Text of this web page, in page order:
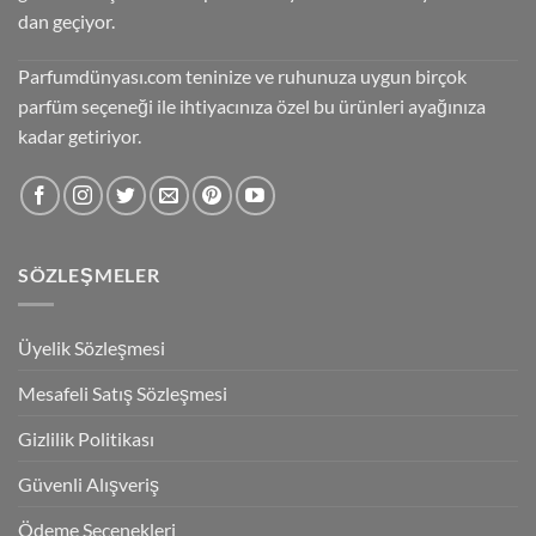
dan geçiyor.
Parfumdünyası.com teninize ve ruhunuza uygun birçok
parfüm seçeneği ile ihtiyacınıza özel bu ürünleri ayağınıza
kadar getiriyor.
SÖZLEŞMELER
Üyelik Sözleşmesi
Mesafeli Satış Sözleşmesi
Gizlilik Politikası
Güvenli Alışveriş
Ödeme Seçenekleri